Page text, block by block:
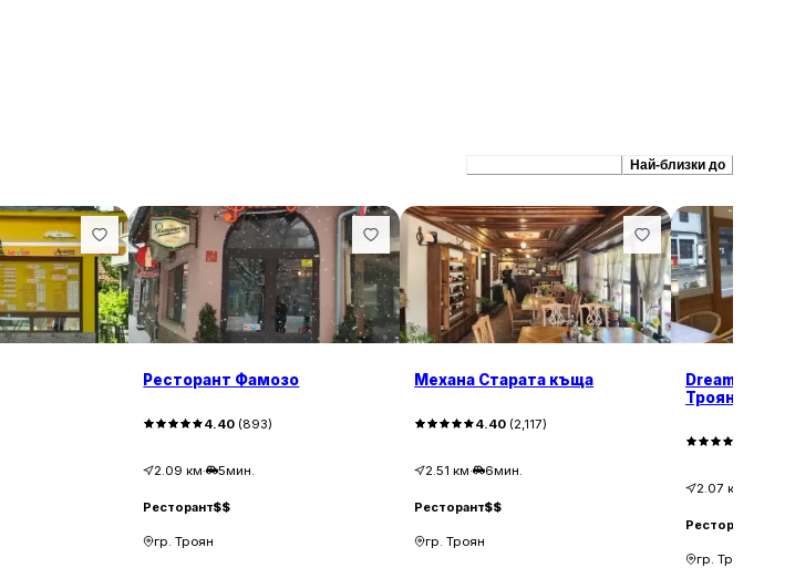
Най-близки до
Ресторант Фамозо
4.40 (893)
2.09 км· 5мин.
Ресторант$$
гр. Троян
Механа Старата къща
4.40 (2,117)
2.51 км· 6мин.
Ресторант$$
гр. Троян
Dreams
Троян |
2.07 км
Ресторант
гр. Троян